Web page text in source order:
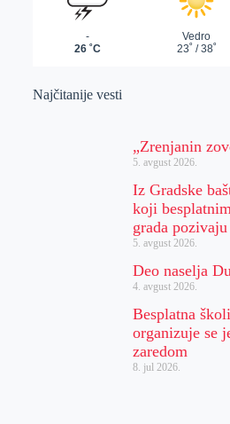
Najčitanije vesti
„Zrenjanin
5. avgust 2026.
Iz Gradske
koji
grada
5. avgust 2026.
Deo naselja
4. avgust 2026.
Besplatna
organizuje se
zaredom
8. jul 2026.